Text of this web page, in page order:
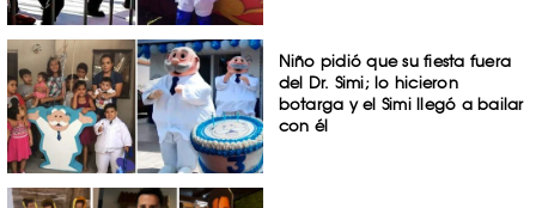
Niño pidió que su fiesta fuera
del Dr. Simi; lo hicieron
botarga y el Simi llegó a bailar
con él